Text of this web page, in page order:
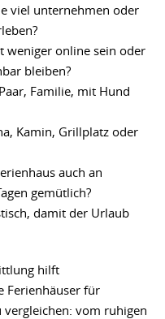
viel unternehmen oder
weniger online sein oder
bleiben?
Familie, mit Hund
Kamin, Grillplatz oder
auch an
gemütlich?
damit der Urlaub
hilft
Ferienhäuser für
vom ruhigen